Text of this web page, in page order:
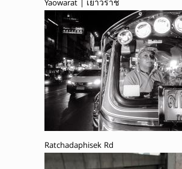
Yaowarat | เยาวราช
Ratchadaphisek Rd